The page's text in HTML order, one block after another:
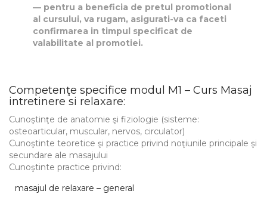
pentru a beneficia de pretul promotional
al cursului, va rugam, asigurati-va ca faceti
confirmarea in timpul specificat de
valabilitate al promotiei.
Competenţe specifice modul M1 – Curs Masaj
intretinere si relaxare:
Cunoştinţe de anatomie şi fiziologie (sisteme:
osteoarticular, muscular, nervos, circulator)
Cunoştinte teoretice şi practice privind noţiunile principale şi
secundare ale masajului
Cunoştinte practice privind:
masajul de relaxare – general